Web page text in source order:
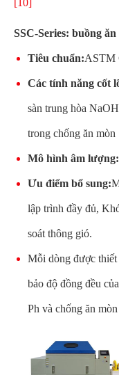
[10]
SSC-Series: buồng
Tiêu chuẩn:ASTM
Các tính năng cốt
sàn trung hòa
trong chống ăn mòn
Mô hình âm lượng:
Ưu điểm bổ sung:
lập trình đầy đủ,
soát thông gió.
Mỗi dòng được thiết
bảo độ đồng đều
Ph và chống ăn